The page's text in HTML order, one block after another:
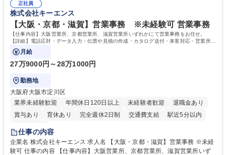
幅広く経験を積みたい意欲がある方に最適な環境です。 募集職種 【総
務・人事】未経験歓迎/日立グループ/組織運営を支えるゼネラリストを目
指す
のご経験 ■労務管理（給与計算・社会保険手続き・勤怠管理など）の経験
■衛生管理者の資格をお持ちの方 学歴・資格 学歴：大学院 大学 高専 短大
専修学校 高校 語学力： 資格：
正社員
株式会社キーエンス
【大阪・京都・滋賀】営業事務 ※未経験可 営業事務
【仕事内容】大阪営業所、京都営業所、滋賀営業所いずれかにて営業事務をお任せ。
【詳細】電話応対・データ入力・伝票や見積の作成・カタログ送付・来客対応・営業所内
で発生する事務業務や業務改善をお任せ。
月給
27万9000円～28万1000円
勤務地
大阪府大阪市淀川区
業界未経験歓迎
年間休日120日以上 未経験者歓迎
退職金あり
賞与あり
育休あり 完全週休2日制 交通費支給
駅近5分以内
土日祝休み
仕事の内容
企業名 株式会社キーエンス 求人名 【大阪・京都・滋賀】営業事務 ※未経
験可 仕事の内容 【仕事内容】大阪営業所、京都営業所、滋賀営業所いず